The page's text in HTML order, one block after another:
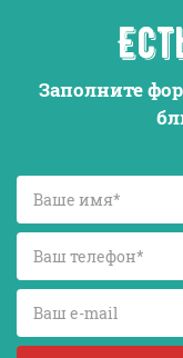
Заполните